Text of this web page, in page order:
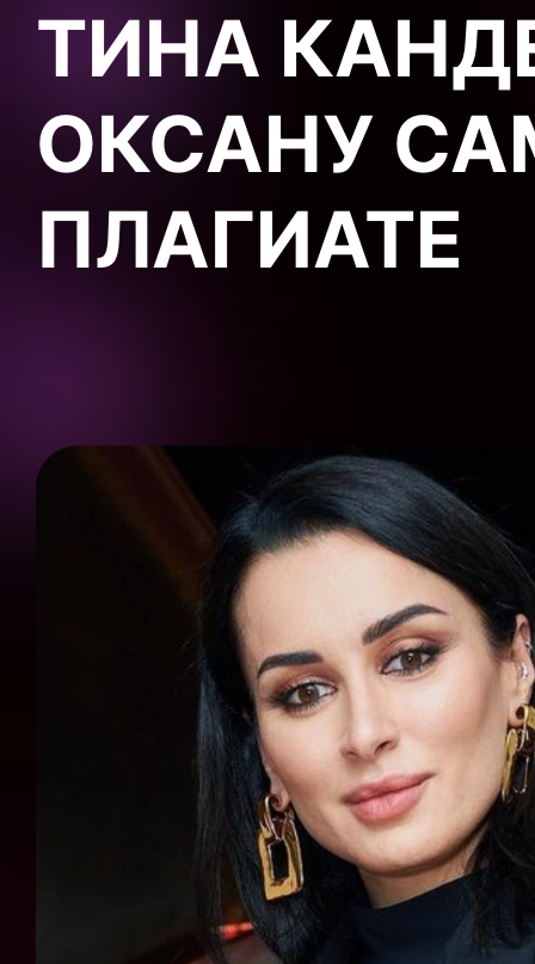
ТИНА
ОКСАНУ
ПЛАГИАТЕ